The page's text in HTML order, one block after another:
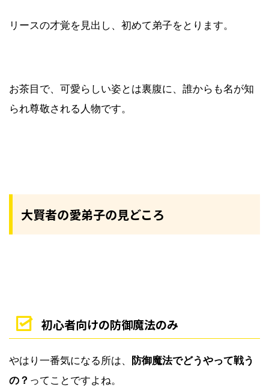
リースの才覚を見出し、初めて弟子をとります。
お茶目で、可愛らしい姿とは裏腹に、誰からも名が知
られ尊敬される人物です。
大賢者の愛弟子の見どころ
初心者向けの防御魔法のみ
やはり一番気になる所は、
防御魔法でどうやって戦う
の？ ってことですよね。